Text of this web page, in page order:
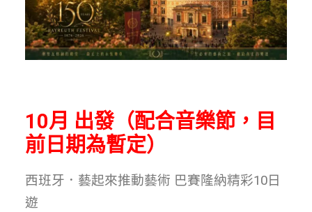
10月 出發（配合音樂節，目
前 日期為暫定）
西班牙．藝起來推動藝術 巴賽隆納精彩10日
遊